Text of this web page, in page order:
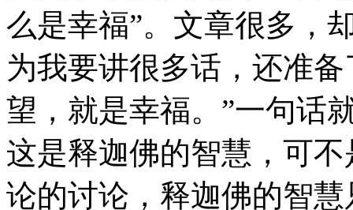
么是幸福”。文章很多，
为我要讲很多话，还准
望，就是幸福。”一句话
这是释迦佛的智慧，可
论的讨论，释迦佛的智